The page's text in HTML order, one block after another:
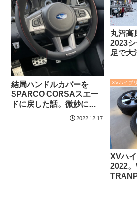
丸沼高
2023
足で大
に行
結局ハンドルカバーを
SPARCO CORSAスエー
ドに戻した話。微妙にス
エード素材が進化してい
2022.12.17
XVハイブ
XVハ
2022
り良
ヤカバ